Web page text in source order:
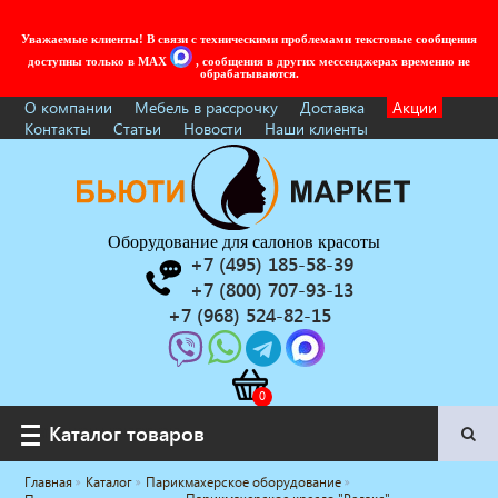
Уважаемые клиенты! В связи с техническими проблемами текстовые сообщения
доступны только в MAX
, сообщения в других мессенджерах временно не
обрабатываются.
О компании Мебель в рассрочку Доставка
Акции
Контакты
Статьи Новости Наши клиенты
Оборудование для салонов красоты
+7 (495) 185-58-39
+7 (800) 707-93-13
+7 (968) 524-82-15
Каталог товаров
Каталог товаров
Главная Каталог
Парикмахерское оборудование